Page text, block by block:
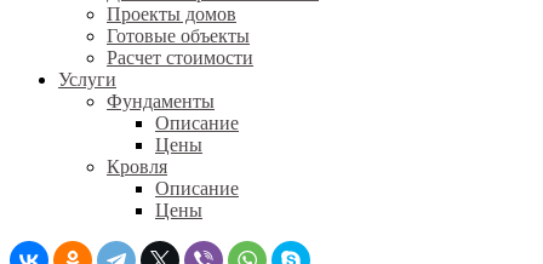
Проекты домов
Готовые объекты
Расчет стоимости
Услуги
Фундаменты
Описание
Цены
Кровля
Описание
Цены